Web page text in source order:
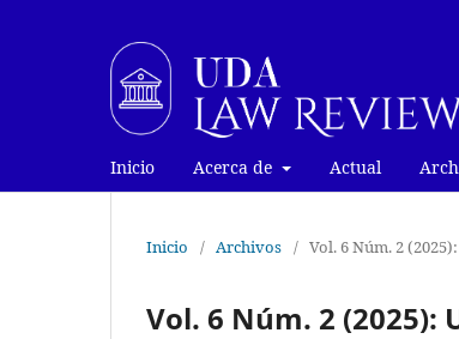
Inicio Acerca de Actual
Inicio / Archivos / Vol. 6 Núm. 2
Vol. 6 Núm. 2 (2025):